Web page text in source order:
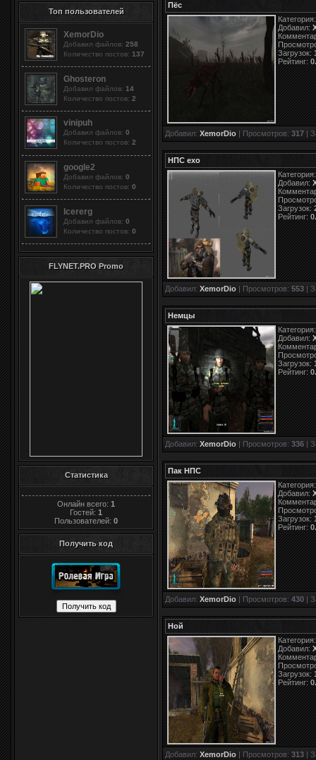
Топ пользователей
XemorDio
Добавил файлов: 258
Количество постов: 137
Ghosteron
Добавил файлов: 14
Количество постов: 2
vinipuh
Добавил файлов: 0
Количество постов: 2
google2
Добавил файлов: 0
Количество постов: 0
Icererg
Добавил файлов: 0
Количество постов: 0
FLYNET.PRO Promo
Статистика
Онлайн всего: 1
Гостей: 1
Пользователей: 0
Получить код
Пёс
Добавил:
Загрузок:
Рейтинг:
Добавил: XemorDio | Просмотров: 317 |
НПС ехо
Добавил:
Загрузок:
Рейтинг:
Добавил: XemorDio | Просмотров: 553 |
Немцы
Добавил:
Загрузок:
Рейтинг:
Добавил: XemorDio | Просмотров: 336 |
Пак НПС
Добавил:
Загрузок:
Рейтинг:
Добавил: XemorDio | Просмотров: 430 |
Ной
Добавил:
Загрузок:
Рейтинг:
Добавил: XemorDio | Просмотров: 313 |